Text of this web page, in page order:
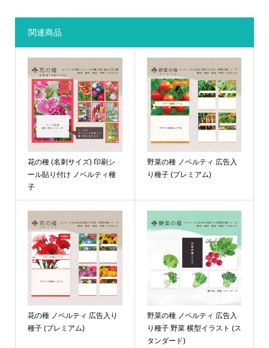
関連商品
花の種 (名刺サイズ) 印刷シ
ール貼り付け ノベルティ種
子
野菜の種 ノベルティ 広告入
り種子 (プレミアム)
花の種 ノベルティ 広告入り
種子 (プレミアム)
野菜の種 ノベルティ 広告入
り種子 野菜 横型イラスト (ス
タンダード)